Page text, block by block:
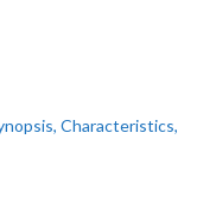
Characteristics,